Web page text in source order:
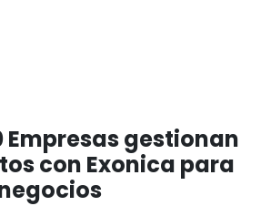
Empresas gestionan
con Exonica para